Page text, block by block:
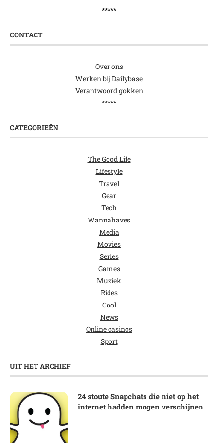
*****
CONTACT
Over ons
Werken bij Dailybase
Verantwoord gokken
*****
CATEGORIEËN
The Good Life
Lifestyle
Travel
Gear
Tech
Wannahaves
Media
Movies
Series
Games
Muziek
Rides
Cool
News
Online casinos
Sport
UIT HET ARCHIEF
24 stoute Snapchats die niet op het
internet hadden mogen verschijnen